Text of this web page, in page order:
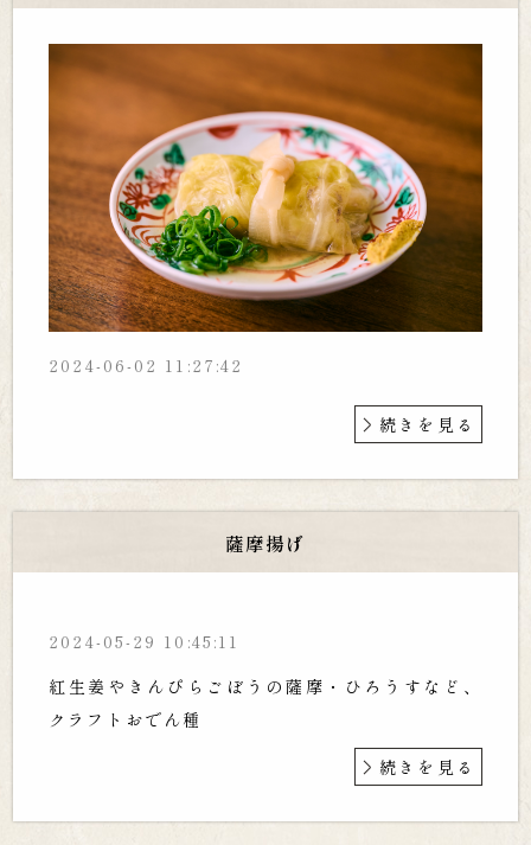
2024-06-02 11:27:42
続きを見る
薩摩揚げ
2024-05-29 10:45:11
紅生姜やきんぴらごぼうの薩摩・ひろうすなど、
クラフトおでん種
続きを見る